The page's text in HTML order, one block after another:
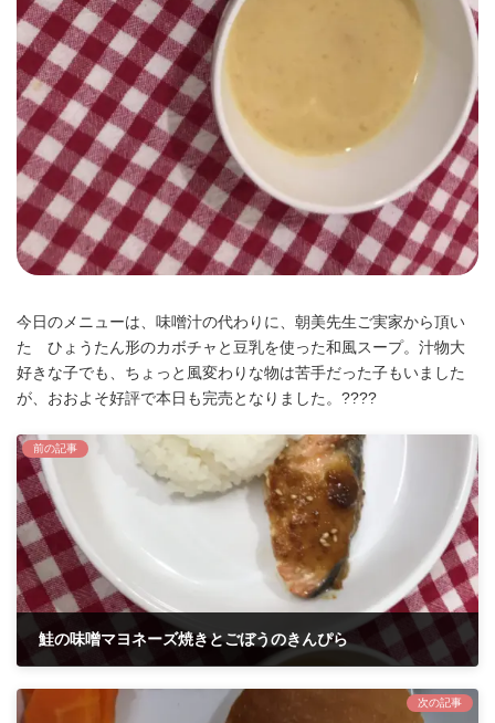
今日のメニューは、味噌汁の代わりに、朝美先生ご実家から頂い
た ひょうたん形のカボチャと豆乳を使った和風スープ。汁物大
好きな子でも、ちょっと風変わりな物は苦手だった子もいました
が、おおよそ好評で本日も完売となりました。????
前の記事
鮭の味噌マヨネーズ焼きとごぼうのきんぴら
次の記事